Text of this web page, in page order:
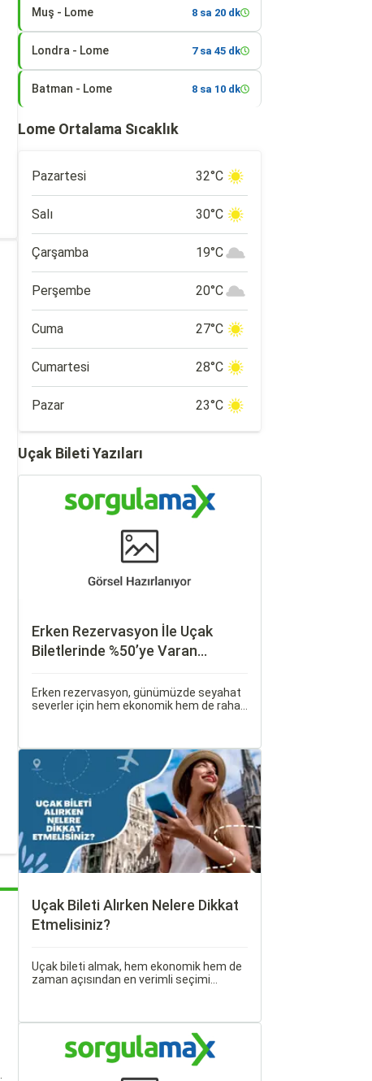
Muş - Lome 8 sa 20 dk
Londra - Lome 7 sa 45 dk
Batman - Lome 8 sa 10 dk
Lome Ortalama Sıcaklık
Pazartesi 32°C
Salı 30°C
Çarşamba 19°C
Perşembe 20°C
Cuma 27°C
Cumartesi 28°C
Pazar 23°C
Uçak Bileti Yazıları
Erken Rezervasyon İle Uçak
Biletlerinde %50’ye Varan
Sağlanır?
Erken rezervasyon, günümüzde seyahat
severler için hem ekonomik hem de rahat
biletlerine erken rezervasyon yapmak,
daha uygun fiyatlarla uçuş imkanı sağlar.
Uçak Bileti Alırken Nelere Dikkat
Etmelisiniz?
Uçak bileti almak, hem ekonomik hem de
zaman açısından en verimli seçimi
etmeniz gereken önemli noktaları ele
alacak ve Sorgulamax.